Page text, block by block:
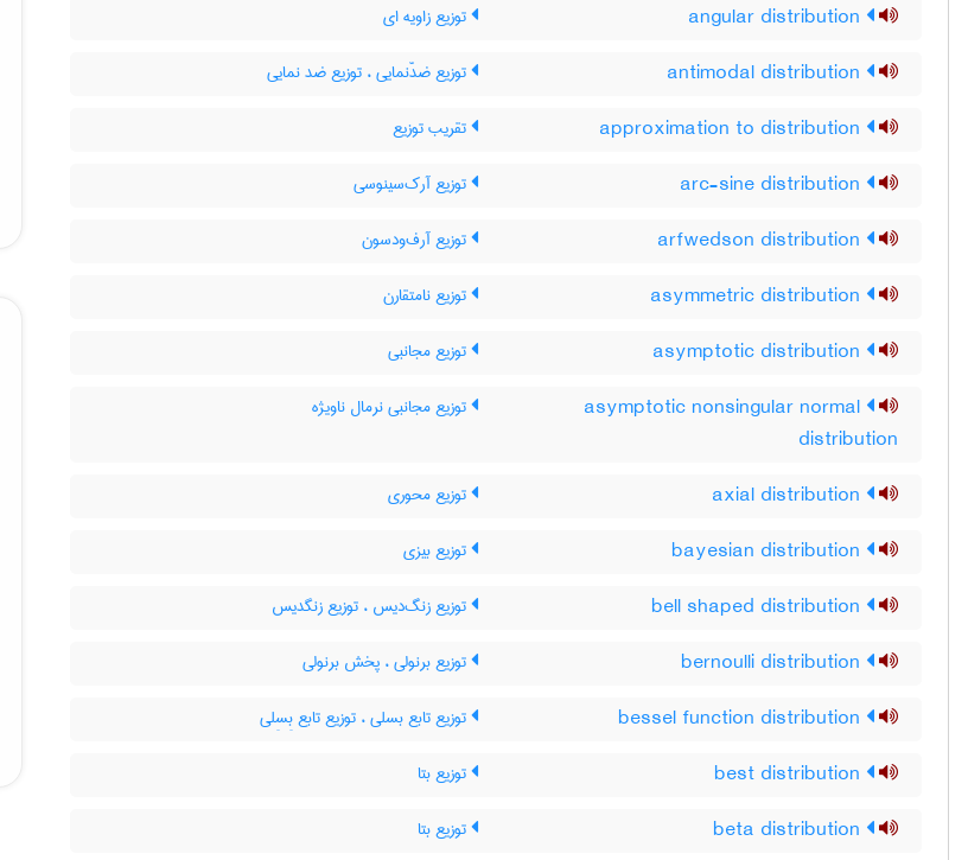
توزیع زاویه ای
توزیع ضدّنمایی ، توزیع ضد نمایی
تقریب توزیع
توزیع آرک‌سینوسی
توزیع آرف‌ودسون
توزیع نامتقارن
توزیع مجانبی
asymptotic nonsingular normal
distribution
توزیع مجانبی نرمال ناویژه
توزیع محوری
توزیع بیزی
توزیع زنگ‌دیس ، توزیع زنگدیس
توزیع برنولی ، پخش برنولی
توزیع تابع بسلی ، توزیع تابع بِسِلی
توزیع بتا
توزیع بتا